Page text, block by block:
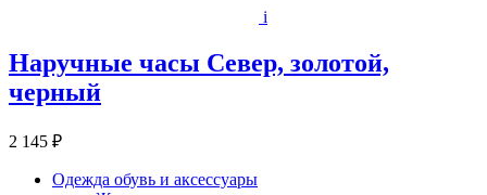
i
Наручные часы Север, золотой,
черный
2 145 ₽
Одежда обувь и аксессуары